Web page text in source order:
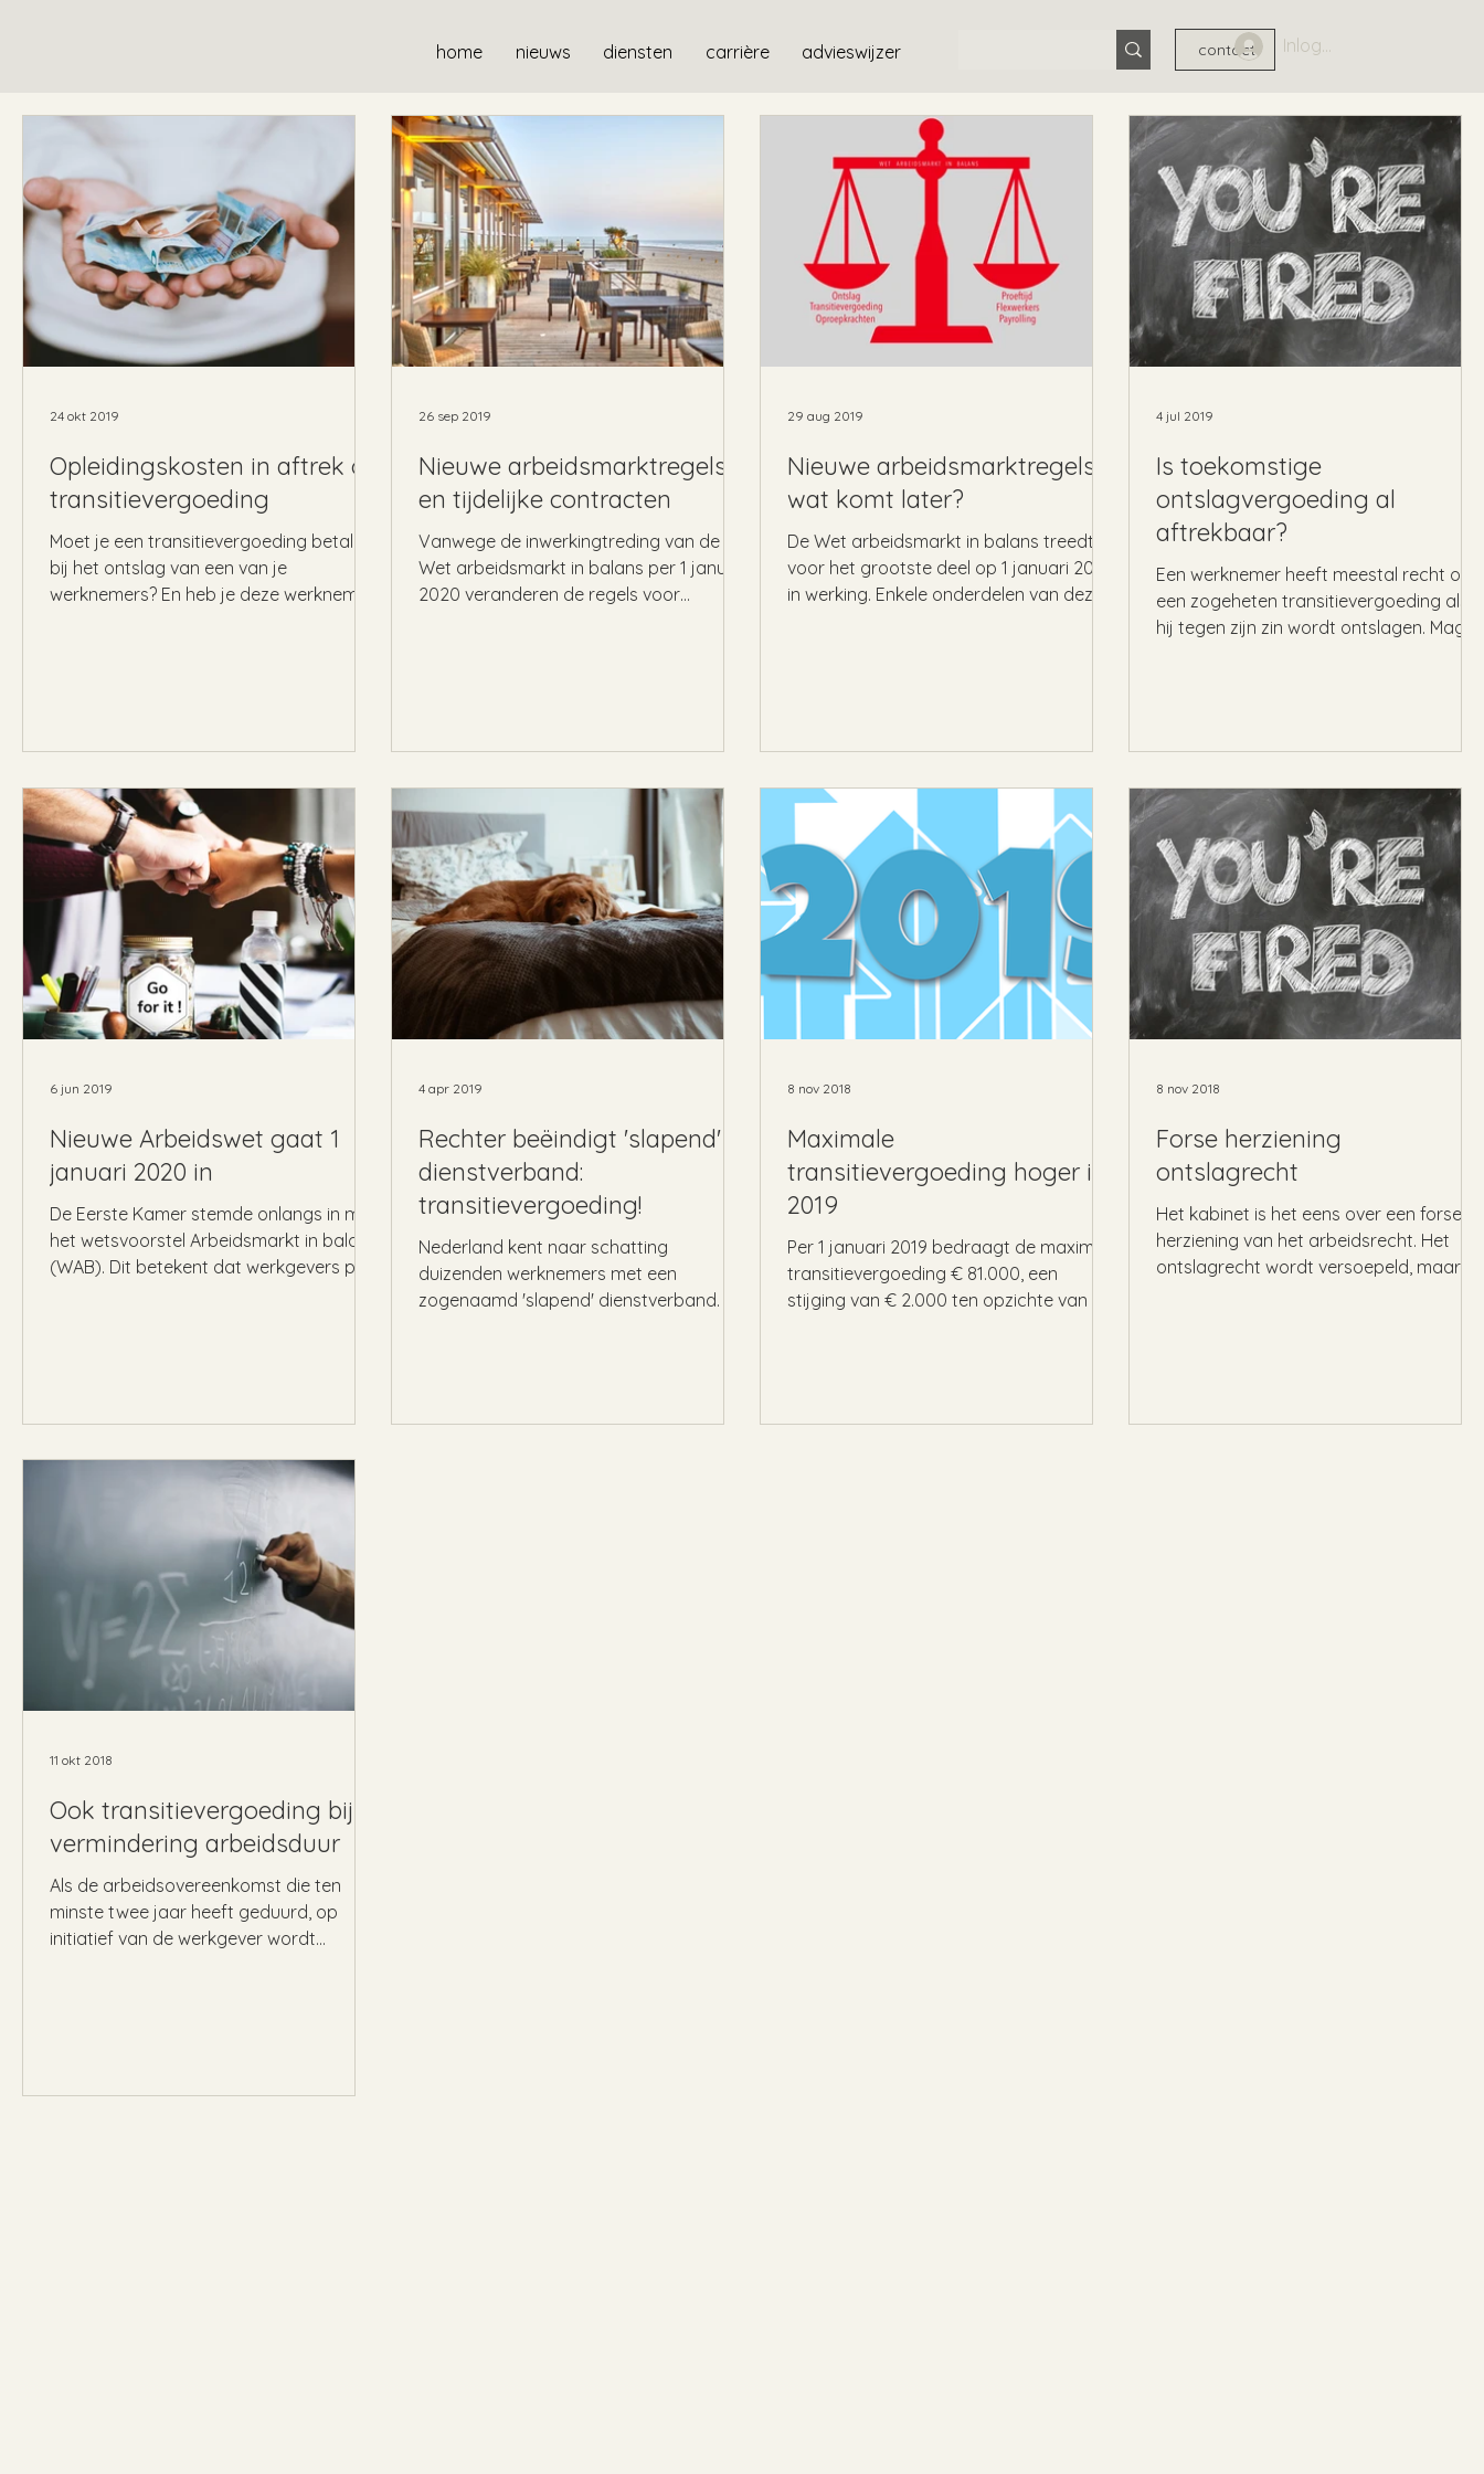
contact
home nieuws diensten carrière advieswijzer Inloggen
Opleidingskosten in aftrek op
transitievergoeding
Moet je een transitievergoeding betalen
bij het ontslag van een van je
werknemers? En heb je deze werknemer
24 okt 2019
Nieuwe arbeidsmarktregels
en tijdelijke contracten
Vanwege de inwerkingtreding van de
Wet arbeidsmarkt in balans per 1 januari
2020 veranderen de regels voor
26 sep 2019
Nieuwe arbeidsmarktregels:
wat komt later?
De Wet arbeidsmarkt in balans treedt
voor het grootste deel op 1 januari 2020
in werking. Enkele onderdelen van deze
29 aug 2019
Is toekomstige
ontslagvergoeding al
aftrekbaar?
Een werknemer heeft meestal recht op
een zogeheten transitievergoeding als
hij tegen zijn zin wordt ontslagen. Mag je
4 jul 2019
Nieuwe Arbeidswet gaat 1
januari 2020 in
De Eerste Kamer stemde onlangs in met
het wetsvoorstel Arbeidsmarkt in balans
(WAB). Dit betekent dat werkgevers per
6 jun 2019
Rechter beëindigt 'slapend'
dienstverband:
transitievergoeding!
Nederland kent naar schatting
duizenden werknemers met een
zogenaamd 'slapend' dienstverband. Ze
4 apr 2019
Maximale
transitievergoeding hoger in
2019
Per 1 januari 2019 bedraagt de maximale
transitievergoeding € 81.000, een
stijging van € 2.000 ten opzichte van dit
8 nov 2018
Forse herziening
ontslagrecht
Het kabinet is het eens over een forse
herziening van het arbeidsrecht. Het
ontslagrecht wordt versoepeld, maar er
8 nov 2018
Ook transitievergoeding bij
vermindering arbeidsduur
Als de arbeidsovereenkomst die ten
minste twee jaar heeft geduurd, op
initiatief van de werkgever wordt
11 okt 2018